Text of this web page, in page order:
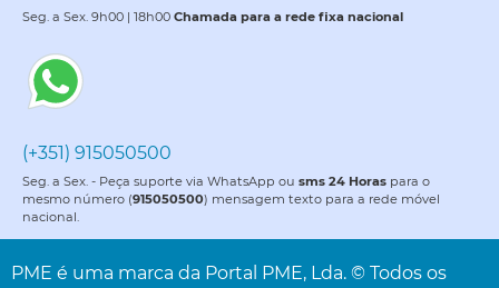
Seg. a Sex. 9h00 | 18h00 Chamada para a rede fixa nacional
(+351) 915050500
Seg. a Sex. - Peça suporte via WhatsApp ou sms 24 Horas para o
mesmo número (915050500) mensagem texto para a rede móvel
nacional.
PME é uma marca da Portal PME, Lda. © Todos os